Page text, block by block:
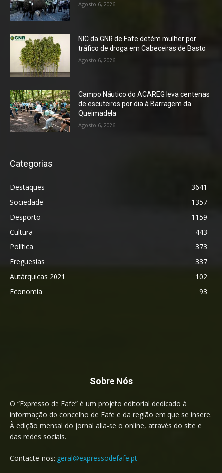
Agosto 6, 2026
NIC da GNR de Fafe detém mulher por
tráfico de droga em Cabeceiras de Basto
Agosto 6, 2026
Campo Náutico do ACAREG leva centenas
de escuteiros por dia à Barragem da
Queimadela
Agosto 6, 2026
Categorias
Destaques
3641
Sociedade
1357
Desporto
1159
Cultura
443
Política
373
Freguesias
337
Autárquicas 2021
102
Economia
93
Sobre Nós
O “Expresso de Fafe” é um projeto editorial dedicado à
informação do concelho de Fafe e da região em que se insere.
À edição mensal do jornal alia-se o online, através do site e
das redes sociais.
Contacte-nos: geral@expressodefafe.pt